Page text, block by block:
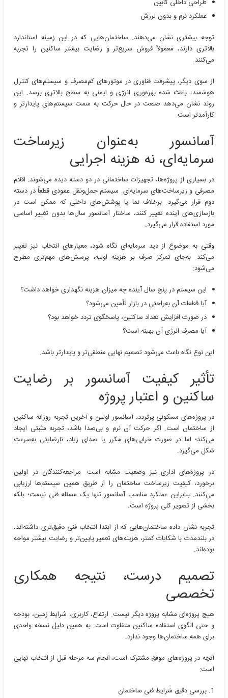
طراحی داخلی کابین
عملکرد نرم و بدون لرزش
توجه بیشتری نشان می‌دهند. ساختمان‌هایی که در این زمینه استاندارد
بالاتری دارند، معمولاً فروش سریع‌تر و رضایت بیشتر ساکنین را تجربه
می‌کنند.
از سوی دیگر، پیشرفت فناوری در موتورهای کم‌مصرف و سیستم‌های کنترل
هوشمند، باعث شده بهره‌وری انرژی و ایمنی به سطح بالاتری برسد. این
روند نشان می‌دهد صنعت در حال حرکت به سمت سیستم‌های پایدارتر و
کارآمدتر است.
آسانسور به‌عنوان زیرساخت
سرمایه‌ای، نه هزینه اجرایی
در بسیاری از پروژه‌ها، تجهیزات ساختمانی در دو دسته دیده می‌شوند: اقلام
مصرفی و زیرساخت‌های سرمایه‌ای. سیستم حمل‌ونقل عمودی قطعاً در دسته
دوم قرار می‌گیرد. برخلاف نما یا پوشش‌های داخلی که ممکن است در
بازسازی‌های آینده تغییر کنند، ساختار آسانسور سال‌ها بدون تغییر اساسی
مورد استفاده قرار می‌گیرد.
وقتی به موضوع از دید سرمایه‌ای نگاه شود، معیارهای انتخاب نیز تغییر
می‌کند. به‌جای تمرکز صرف بر هزینه اولیه، پرسش‌های مهم‌تری مطرح
می‌شود:
این سیستم در پنج سال آینده چه میزان هزینه نگهداری خواهد داشت؟
آیا قطعات آن به‌راحتی در بازار تأمین می‌شود؟
در صورت افزایش تعداد ساکنین، پاسخگوی تردد خواهد بود؟
آیا مصرف انرژی آن بهینه است؟
این نوع نگاه باعث می‌شود تصمیم نهایی منطقی‌تر و پایدارتر باشد.
تأثیر کیفیت آسانسور بر رضایت
ساکنین و اعتبار پروژه
در پروژه‌های مسکونی پرتردد، آسانسور اولین و آخرین تجربه روزانه ساکنین
از ساختمان است. اگر حرکت آن نرم و بی‌صدا باشد، تجربه مثبتی ایجاد
می‌کند؛ اما در صورت خرابی‌های مکرر یا صدای زیاد، نارضایتی به‌سرعت
شکل می‌گیرد.
در پروژه‌های اداری نیز وضعیت مشابه است. مراجعه‌کنندگان در اولین
برخورد، کیفیت زیرساخت ساختمان را از طریق همین سیستم‌ها ارزیابی
می‌کنند. بنابراین عملکرد مناسب آسانسور تنها یک مسئله فنی نیست؛ بلکه
بخشی از تصویر کلی پروژه است.
تجربه نشان داده ساختمان‌هایی که از ابتدا انتخاب فنی دقیق‌تری داشته‌اند،
در بلندمدت با شکایات کمتر، هزینه‌های تعمیر پایین‌تر و رضایت بیشتر مواجه
بوده‌اند.
تصمیم درست، نتیجه همکاری
تخصصی
هیچ پروژه‌ای مشابه پروژه دیگر نیست. ارتفاع، کاربری، شرایط زمین، بودجه
و حتی الگوی استفاده ساکنین متفاوت است. به همین دلیل نسخه واحدی
برای همه ساختمان‌ها وجود ندارد.
آنچه در پروژه‌های موفق مشترک است، انجام سه مرحله قبل از انتخاب نهایی
است:
بررسی دقیق شرایط فنی ساختمان